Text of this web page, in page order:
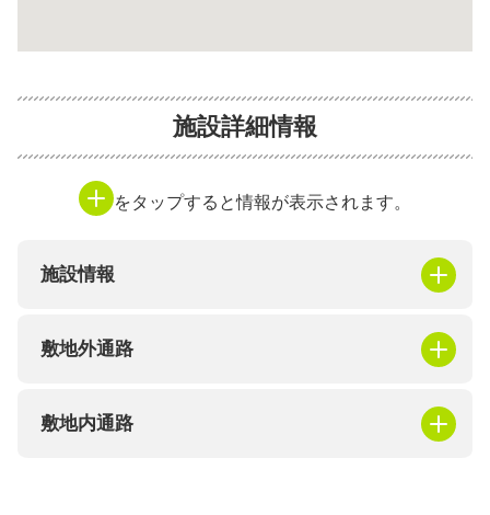
施設詳細情報
をタップすると情報が表示されます。
施設情報
敷地外通路
敷地内通路